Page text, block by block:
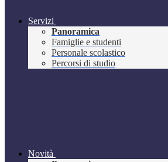
Servizi
Panoramica
Famiglie e studenti
Personale scolastico
Percorsi di studio
Novità